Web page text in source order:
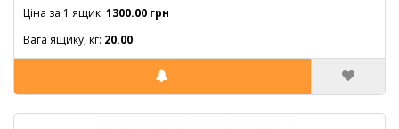
Ціна за 1 ящик: 1300.00 грн
Вага ящику, кг: 20.00